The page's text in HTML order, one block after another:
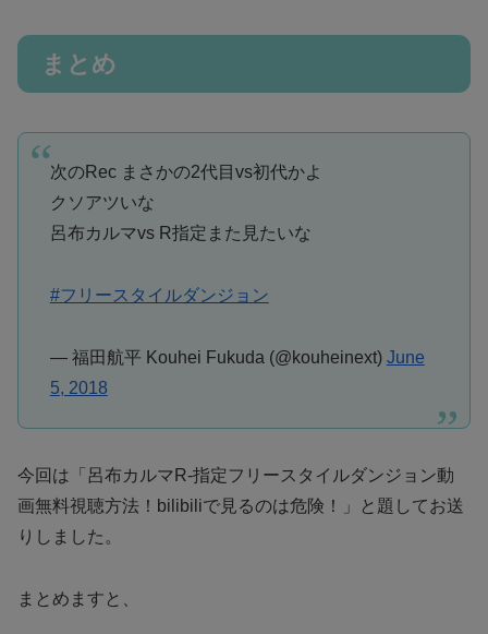
まとめ
次のRec まさかの2代目vs初代かよ
クソアツいな
呂布カルマvs R指定また見たいな
#フリースタイルダンジョン
— 福田航平 Kouhei Fukuda (@kouheinext) June
5, 2018
今回は「呂布カルマR-指定フリースタイルダンジョン動
画無料視聴方法！bilibiliで見るのは危険！」と題してお送
りしました。
まとめますと、